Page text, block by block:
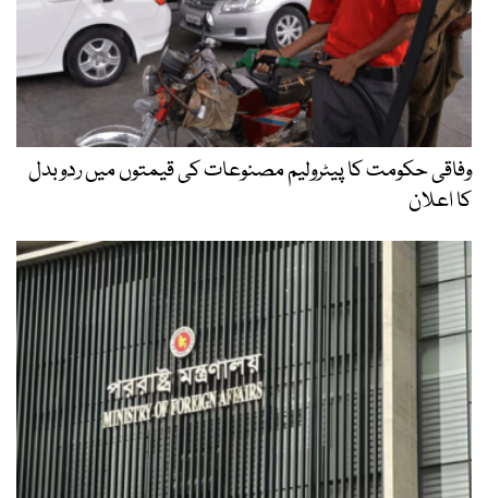
وفاقی حکومت کا پیٹرولیم مصنوعات کی قیمتوں میں ردوبدل
کا اعلان